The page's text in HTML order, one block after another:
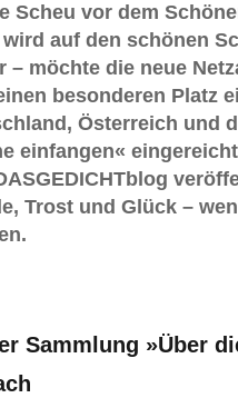
Scheu vor dem
auf den schönen
möchte die neue
besonderen Platz
Österreich und
einfangen«
Trost und Glück –
Sammlung »Über